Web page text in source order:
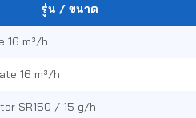
รุ่น / ขนาด
16 m³/h
16 m³/h
SR150 / 15 g/h